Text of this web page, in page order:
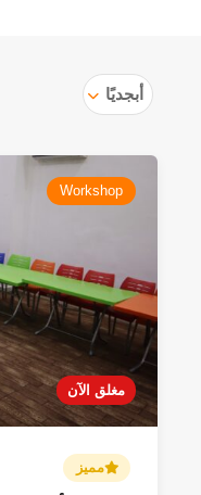
أبجديًا
مغلق الآن
Workshop
مميز